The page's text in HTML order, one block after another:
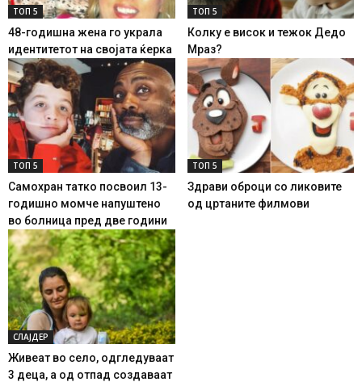
ТОП 5
48-годишна жена го украла
идентитетот на својата ќерка
ТОП 5
Колку е висок и тежок Дедо
Мраз?
ТОП 5
Самохран татко посвоил 13-
годишно момче напуштено
во болница пред две години
ТОП 5
Здрави оброци со ликовите
од цртаните филмови
СЛАЈДЕР
Живеат во село, одгледуваат
3 деца, а од отпад создаваат